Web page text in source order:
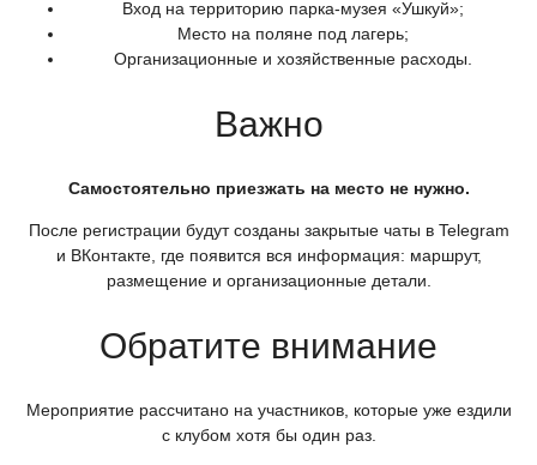
Вход на территорию парка-музея «Ушкуй»;
Место на поляне под лагерь;
Организационные и хозяйственные расходы.
Важно
Самостоятельно приезжать на место не нужно.
После регистрации будут созданы закрытые чаты в Telegram
и ВКонтакте, где появится вся информация: маршрут,
размещение и организационные детали.
Обратите внимание
Мероприятие рассчитано на участников, которые уже ездили
с клубом хотя бы один раз.